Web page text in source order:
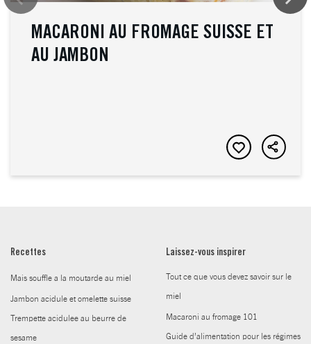
MACARONI AU FROMAGE SUISSE ET
AU JAMBON
Recettes
Mais souffle a la moutarde au miel
Jambon acidule et omelette suisse
Trempette acidulee au beurre de
sesame
Laissez-vous inspirer
Tout ce que vous devez savoir sur le
miel
Macaroni au fromage 101
Guide d’alimentation pour les régimes